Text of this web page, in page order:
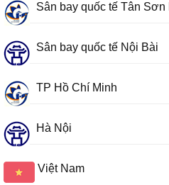
Sân bay quốc tế Tân Sơn
Sân bay quốc tế Nội Bài
TP Hồ Chí Minh
Hà Nội
Việt Nam